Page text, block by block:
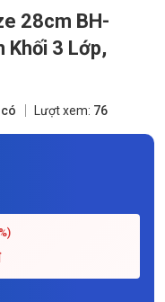
28cm BH-
Khối 3 Lớp,
Lượt xem: 76